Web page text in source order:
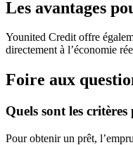
Les avantages
Younited Credit offre
directement à l’économie
Foire aux
Quels sont les
Pour obtenir un prêt,